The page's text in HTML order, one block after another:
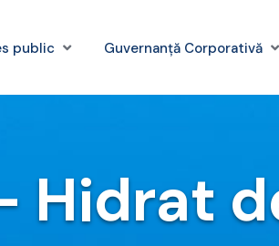
public Guvernanță Corporativă
Hidrat